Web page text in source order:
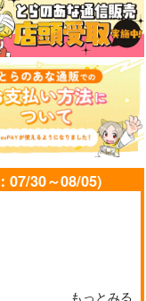
07/30～08/05)
もっとみる